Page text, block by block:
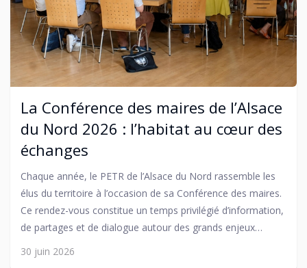
La Conférence des maires de l’Alsace
du Nord 2026 : l’habitat au cœur des
échanges
Chaque année, le PETR de l’Alsace du Nord rassemble les
élus du territoire à l’occasion de sa Conférence des maires.
Ce rendez-vous constitue un temps privilégié d’information,
de partages et de dialogue autour des grands enjeux
30 juin 2026